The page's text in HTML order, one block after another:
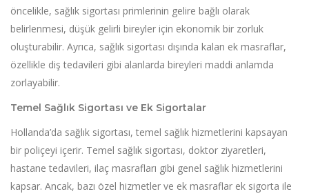
öncelikle, sağlık sigortası primlerinin gelire bağlı olarak
belirlenmesi, düşük gelirli bireyler için ekonomik bir zorluk
oluşturabilir. Ayrıca, sağlık sigortası dışında kalan ek masraflar,
özellikle diş tedavileri gibi alanlarda bireyleri maddi anlamda
zorlayabilir.
Temel Sağlık Sigortası ve Ek Sigortalar
Hollanda’da sağlık sigortası, temel sağlık hizmetlerini kapsayan
bir poliçeyi içerir. Temel sağlık sigortası, doktor ziyaretleri,
hastane tedavileri, ilaç masrafları gibi genel sağlık hizmetlerini
kapsar. Ancak, bazı özel hizmetler ve ek masraflar ek sigorta ile